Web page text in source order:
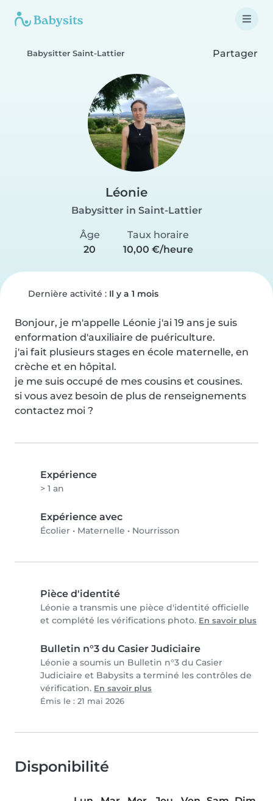
Babysitter Saint-Lattier Partager
Léonie
Babysitter in Saint-Lattier
Âge
20
Taux horaire
10,00 €/heure
Dernière activité : Il y a 1 mois
Bonjour, je m'appelle Léonie j'ai 19 ans je suis
enformation d'auxiliaire de puériculture.
j'ai fait plusieurs stages en école maternelle, en
crèche et en hôpital.
je me suis occupé de mes cousins et cousines.
si vous avez besoin de plus de renseignements
contactez moi ?
Expérience
> 1 an
Expérience avec
Écolier • Maternelle • Nourrisson
Pièce d'identité
Léonie a transmis une pièce d'identité officielle
et complété les vérifications photo. En savoir plus
Bulletin n°3 du Casier Judiciaire
Léonie a soumis un Bulletin n°3 du Casier
Judiciaire et Babysits a terminé les contrôles de
vérification. En savoir plus
Émis le : 21 mai 2026
Disponibilité